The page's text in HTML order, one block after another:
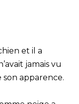
et il a
jamais vu
apparence.